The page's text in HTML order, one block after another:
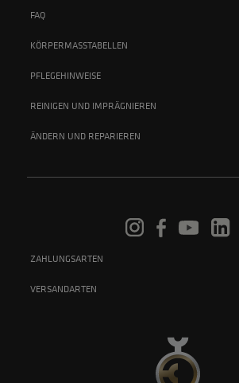
FAQ
KÖRPERMASSTABELLEN
PFLEGEHINWEISE
REINIGEN UND IMPRÄGNIEREN
ÄNDERN UND REPARIEREN
ZAHLUNGSARTEN
VERSANDARTEN